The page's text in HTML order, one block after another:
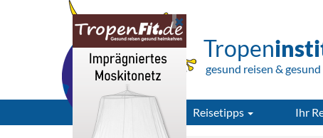
Tropen
gesund reisen &
Reisetipps Ihr